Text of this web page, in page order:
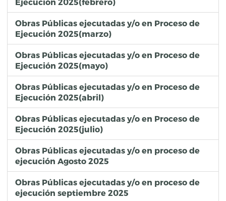
Obras Públicas ejecutadas y/o en Proceso de
Ejecución 2025(marzo)
Obras Públicas ejecutadas y/o en Proceso de
Ejecución 2025(mayo)
Obras Públicas ejecutadas y/o en Proceso de
Ejecución 2025(abril)
Obras Públicas ejecutadas y/o en Proceso de
Ejecución 2025(julio)
Obras Públicas ejecutadas y/o en proceso de
ejecución Agosto 2025
Obras Públicas ejecutadas y/o en proceso de
ejecución septiembre 2025